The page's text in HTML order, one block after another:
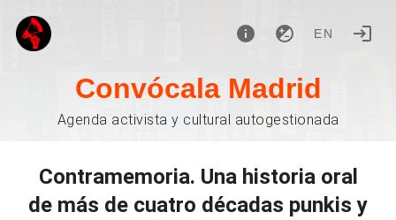
EN
Convócala Madrid
Agenda activista y cultural autogestionada
Contramemoria. Una historia oral
de más de cuatro décadas punkis y